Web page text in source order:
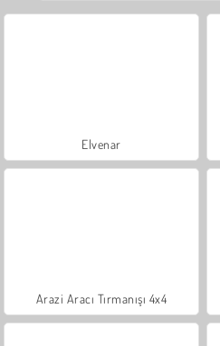
Elvenar
Arazi Aracı Tırmanışı 4x4